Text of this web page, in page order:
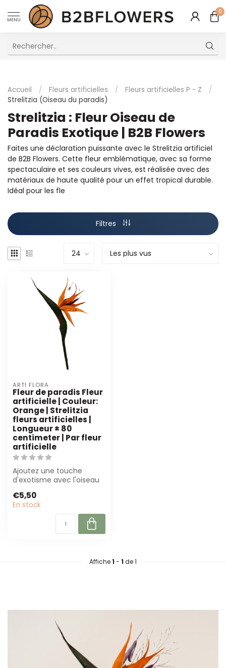
MENU
0
Accueil / Fleurs artificielles / Fleurs artificielles P - Z
/
Strelitzia (Oiseau du paradis)
Strelitzia : Fleur Oiseau de
Paradis Exotique | B2B Flowers
Faites une déclaration puissante avec le Strelitzia artificiel
de B2B Flowers. Cette fleur emblématique, avec sa forme
spectaculaire et ses couleurs vives, est réalisée avec des
matériaux de haute qualité pour un effet tropical durable.
Idéal pour les fle
Filtres
ARTI FLORA
Fleur de paradis Fleur
artificielle | Couleur:
Orange | Strelitzia
fleurs artificielles |
Longueur ± 80
centimeter | Par fleur
artificielle
Ajoutez une touche
d'exotisme avec l'oiseau
Flora. Cett...
€5,50
En stock
Affiche1 - 1 de 1